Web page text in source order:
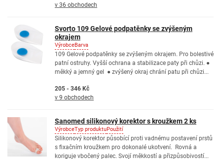
v 36 obchodech
Svorto 109 Gelové podpatěnky se zvýšeným
okrajem
VýrobceBarva
109 Gelové podpatěnky se zvýšeným okrajem. Pro bolestivé
patní ostruhy. Vyšší ochrana a stabilizace paty při chůzi. ●
měkký a jemný gel ● zvýšený okraj chrání patu při chůzi...
205 - 346 Kč
v 9 obchodech
Sanomed silikonový korektor s kroužkem 2 ks
VýrobceTyp produktuPoužití
Silikonový korektor působící proti vadnému postavení prstů
s fixačním kroužkem pro dokonalé ukotvení. Rovná a
koriguje vbočený palec. Svojí měkkostí a přizpůsobivostí...